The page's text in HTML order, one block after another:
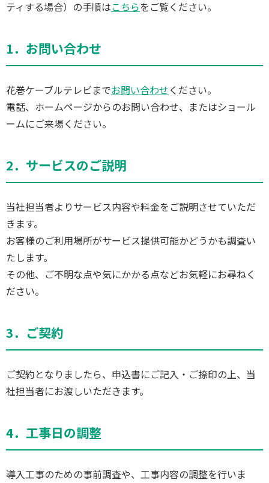
ティする場合）の手順はこちらをご覧ください。
1．お問い合わせ
花巻ケーブルテレビまでお問い合わせください。
電話、ホームページからのお問い合わせ、またはショール
ームにご来場ください。
2．サービスのご説明
当社担当者よりサービス内容や料金をご説明させていただ
きます。
お客様のご利用場所がサービス提供可能かどうかも調査い
たします。
その他、ご不明な点や気にかかる点などお気軽にお尋ねく
ださい。
3．ご契約
ご契約となりましたら、申込書にご記入・ご捺印の上、当
社担当者にお渡しいただきます。
4．工事日の調整
導入工事のための事前調査や、工事内容の調整を行いま